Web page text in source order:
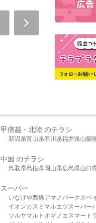
甲信越・北陸 のチラシ
新潟県富山県石川県福井県山梨
中国 のチラシ
鳥取県島根県岡山県広島県山口
スーパー
いなげや西條アマノパークスベ
イオンカスミ マルエツ スーパー
ツルヤマルト オギノ エスマート